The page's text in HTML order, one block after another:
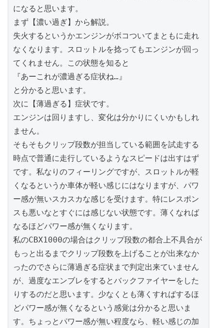
になると思います。
まず【濃い過ぎ】から解説。
失火するというかエンジンがボコついてまともに走れ
なくなります。スロットルを捻ってもエンジンが回っ
てくれません。この状態を知ると
『あーこれが濃過ぎる症状ね…』
と分かると思います。
次に【薄過ぎる】症状です。
エンジンは回りますし、変化は分かりにくいかもしれ
ません。
そもそもクリップ段数が担当している範囲を試走する
時点で普通に走行しているようなスピードは出すはず
です。私なりのフィーリングですが、スロットルが軽
くなるというか車体が軽い感じにはなりますが、パワ
ー感が無いスカスカな感じを受けます。特にレスポン
スも悪いなとすぐには感じない状態です。薄くなれば
なるほどパワー感が無くなります。
私のCBX1000の場合はクリップ段数の都合上不具合が
もっと出るまでクリップ段数を上げることが出来なか
ったのでさらに薄過ぎる症状まで判定出来ていません
が、過度なエンブレをするとバックファイヤーをした
りするのだと思います。少なくとも薄くすればするほ
どパワー感が無くなるという感覚は分かると思いま
す。ちょっとパワー感が無い程度なら、軽い感じの加